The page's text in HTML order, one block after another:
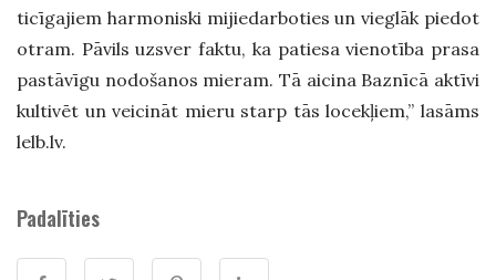
ticīgajiem harmoniski mijiedarboties un vieglāk piedot
otram. Pāvils uzsver faktu, ka patiesa vienotība prasa
pastāvīgu nodošanos mieram. Tā aicina Baznīcā aktīvi
kultivēt un veicināt mieru starp tās locekļiem,” lasāms
lelb.lv.
Padalīties